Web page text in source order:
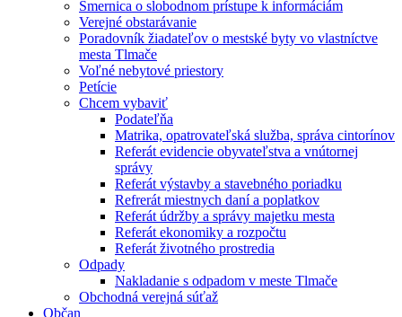
Smernica o slobodnom prístupe k informáciám
Verejné obstarávanie
Poradovník žiadateľov o mestské byty vo vlastníctve
mesta Tlmače
Voľné nebytové priestory
Petície
Chcem vybaviť
Podateľňa
Matrika, opatrovateľská služba, správa cintorínov
Referát evidencie obyvateľstva a vnútornej
správy
Referát výstavby a stavebného poriadku
Refrerát miestnych daní a poplatkov
Referát údržby a správy majetku mesta
Referát ekonomiky a rozpočtu
Referát životného prostredia
Odpady
Nakladanie s odpadom v meste Tlmače
Obchodná verejná súťaž
Občan